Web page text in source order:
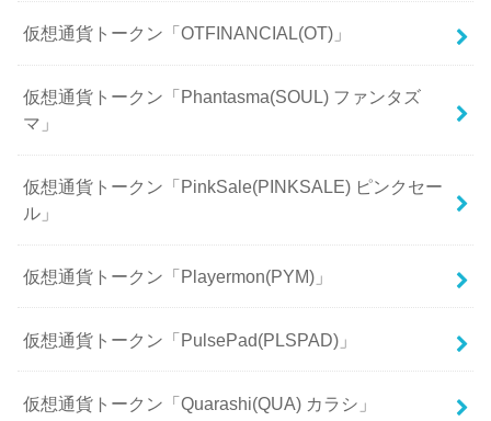
仮想通貨トークン「OTFINANCIAL(OT)」
仮想通貨トークン「Phantasma(SOUL) ファンタズ
マ」
仮想通貨トークン「PinkSale(PINKSALE) ピンクセー
ル」
仮想通貨トークン「Playermon(PYM)」
仮想通貨トークン「PulsePad(PLSPAD)」
仮想通貨トークン「Quarashi(QUA) カラシ」